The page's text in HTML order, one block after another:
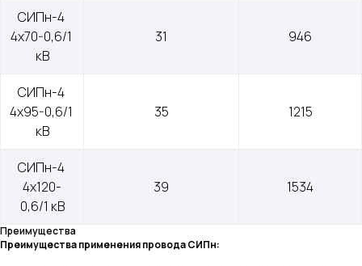
СИПн-4
4х70-0,6/1
кВ
31 946
СИПн-4
4х95-0,6/1
кВ
35 1215
СИПн-4
4х120-
0,6/1 кВ
39 1534
Преимущества
Преимущества применения провода СИПн:
Меню
Контакты
Контакты
Юридическая информация
Политика конфиденциальности
Сертификаты
ООО "КАБЕЛЬНЫЕ ТЕХНОЛОГИИ"